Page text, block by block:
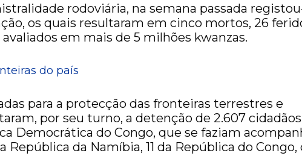
rodoviária, na semana passada
os quais resultaram em cinco mortos, 26
em mais de 5 milhões kwanzas.
do país
para a protecção das fronteiras terrestres e
por seu turno, a detenção de 2.607
Democrática do Congo, que se faziam
República da Namíbia, 11 da República do Congo,